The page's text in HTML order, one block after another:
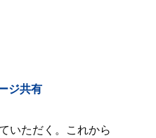
ジ共有
いただく。これから